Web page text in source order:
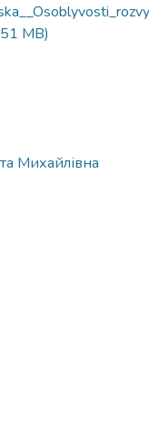
MB)
Михайлівна